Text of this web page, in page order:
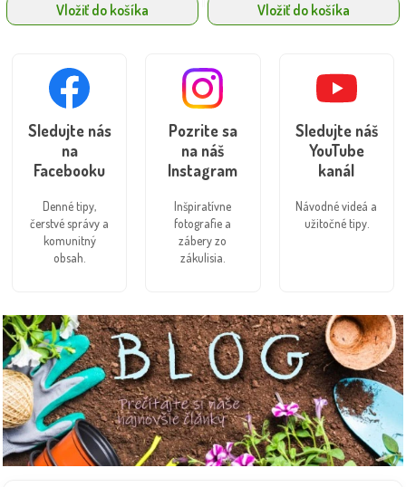
Vložiť do košíka Vložiť do košíka
Sledujte nás
na
Facebooku
Denné tipy,
čerstvé správy a
komunitný
obsah.
Pozrite sa
na náš
Instagram
Inšpiratívne
fotografie a
zábery zo
zákulisia.
Sledujte náš
YouTube
kanál
Návodné videá a
užitočné tipy.